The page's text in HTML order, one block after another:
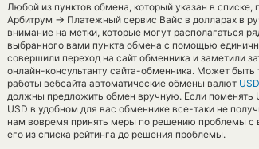
Любой из пунктов обмена, который указан в
Арбитрум → Платежный сервис Вайс в долларах в
внимание на метки, которые могут располагаться
выбранного вами пункта обмена с помощью
совершили переход на сайт обменника и заметили
онлайн-консультанту сайта-обменника. Может быть
работы вебсайта автоматические обмены валют
должны предложить обмен вручную. Если поменять
USD в удобном для вас обменнике все-таки не
нам вовремя принять меры по решению проблемы с
его из списка рейтинга до решения проблемы.